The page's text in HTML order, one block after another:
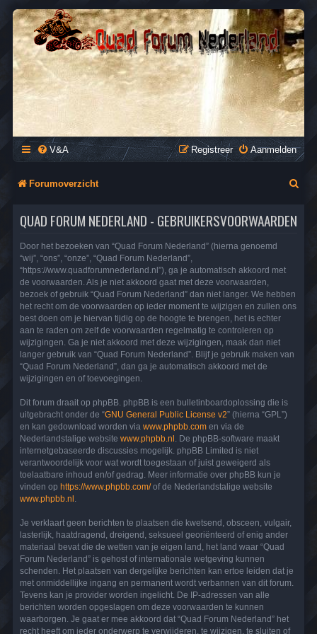
QUAD FORUM NEDERLAND
Het Quad Forum van Nederland en Vlaanderen, voor al je
vragen en antwoorden over Quads en ATV's.
V&A Aanmelden
Registreer
Forumoverzicht
QUAD FORUM NEDERLAND - GEBRUIKERSVOORWAARDEN
Door het bezoeken van “Quad Forum Nederland” (hierna genoemd
“wij”, “ons”, “onze”, “Quad Forum Nederland”,
“https://www.quadforumnederland.nl”), ga je automatisch akkoord met
de voorwaarden. Als je niet akkoord gaat met deze voorwaarden,
bezoek of gebruik “Quad Forum Nederland” dan niet langer. We hebben
het recht om de voorwaarden op ieder moment te wijzigen en zullen ons
best doen om je hiervan tijdig op de hoogte te brengen, het is echter
aan te raden om zelf de voorwaarden regelmatig te controleren op
wijzigingen. Ga je niet akkoord met deze wijzigingen, maak dan niet
langer gebruik van “Quad Forum Nederland”. Blijf je gebruik maken van
“Quad Forum Nederland”, dan ga je automatisch akkoord met de
wijzigingen en of toevoegingen.
Dit forum draait op phpBB. phpBB is een bulletinboardoplossing die is
uitgebracht onder de “GNU General Public License v2” (hierna “GPL”)
en kan gedownload worden via www.phpbb.com en via de
Nederlandstalige website www.phpbb.nl . De phpBB-software maakt
internetgebaseerde discussies mogelijk. phpBB Limited is niet
verantwoordelijk voor wat wordt toegestaan of juist geweigerd als
toelaatbare inhoud en/of gedrag. Meer informatie over phpBB kun je
vinden op https://www.phpbb.com/of de Nederlandstalige website
www.phpbb.nl
Je verklaart geen berichten te plaatsen die kwetsend, obsceen, vulgair,
lasterlijk, haatdragend, dreigend, seksueel georiënteerd of enig ander
materiaal bevat die de wetten van je eigen land, het land waar “Quad
Forum Nederland” is gehost of internationale wetgeving kunnen
schenden. Het plaatsen van dergelijke berichten kan ertoe leiden dat je
met onmiddellijke ingang en permanent wordt verbannen van dit forum.
Tevens kan je provider worden ingelicht. De IP-adressen van alle
berichten worden opgeslagen om deze voorwaarden te kunnen
waarborgen. Je gaat er mee akkoord dat “Quad Forum Nederland” het
recht heeft om ieder onderwerp te verwijderen, te wijzigen, te sluiten of